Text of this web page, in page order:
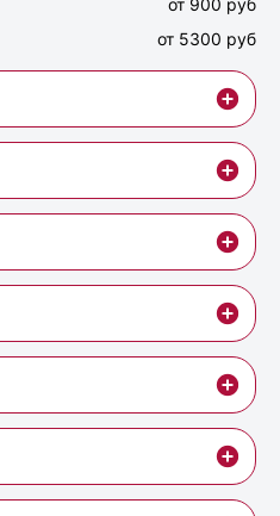
от 900 руб
от 5300 руб